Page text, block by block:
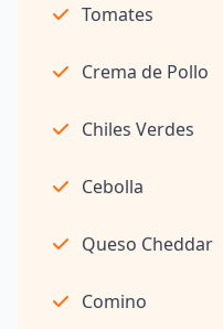
Tomates
Crema de Pollo
Chiles Verdes
Cebolla
Queso Cheddar
Comino